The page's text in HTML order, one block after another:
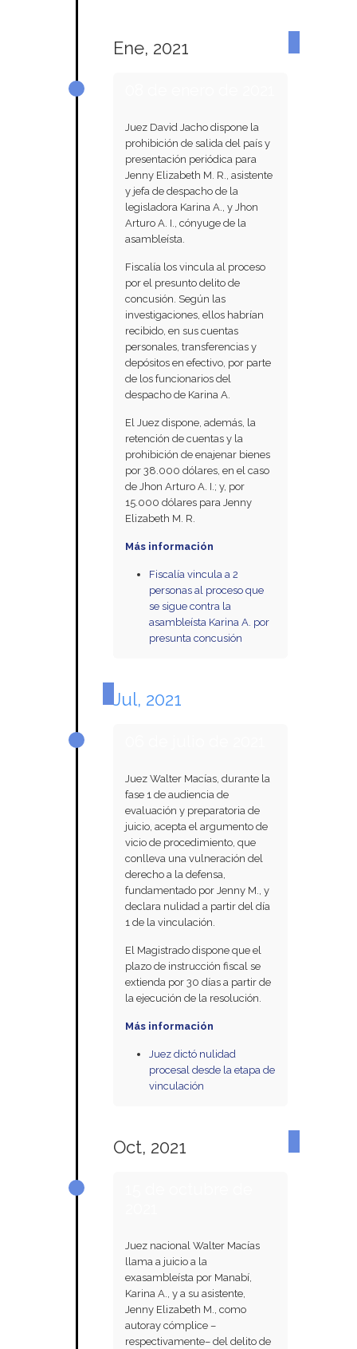
Ene, 2021
Juez David Jacho dispone la
prohibición de salida del país y
presentación periódica para
Jenny Elizabeth M. R., asistente
y jefa de despacho de la
legisladora Karina A., y Jhon
Arturo A. I., cónyuge de la
asambleísta.
Fiscalía los vincula al proceso
por el presunto delito de
concusión. Según las
investigaciones, ellos habrían
recibido, en sus cuentas
personales, transferencias y
depósitos en efectivo, por parte
de los funcionarios del
despacho de Karina A.
El Juez dispone, además, la
retención de cuentas y la
prohibición de enajenar bienes
por 38.000 dólares, en el caso
de Jhon Arturo A. I.; y, por
15.000 dólares para Jenny
Elizabeth M. R.
Más información
Fiscalía vincula a 2
personas al proceso que
se sigue contra la
asambleísta Karina A. por
presunta concusión
Jul, 2021
Juez Walter Macías, durante la
fase 1 de audiencia de
evaluación y preparatoria de
juicio, acepta el argumento de
vicio de procedimiento, que
conlleva una vulneración del
derecho a la defensa,
fundamentado por Jenny M., y
declara nulidad a partir del día
1 de la vinculación.
El Magistrado dispone que el
plazo de instrucción fiscal se
extienda por 30 días a partir de
la ejecución de la resolución.
Más información
Juez dictó nulidad
procesal desde la etapa de
vinculación
Oct, 2021
Juez nacional Walter Macías
llama a juicio a la
exasambleísta por Manabí,
Karina A., y a su asistente,
Jenny Elizabeth M., como
autoray cómplice –
respectivamente– del delito de